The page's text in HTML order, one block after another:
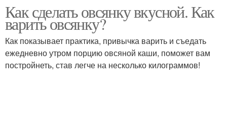
Как сделать овсянку вкусной. Как
варить овсянку?
Как показывает практика, привычка варить и съедать
ежедневно утром порцию овсяной каши, поможет вам
постройнеть, став легче на несколько килограммов!